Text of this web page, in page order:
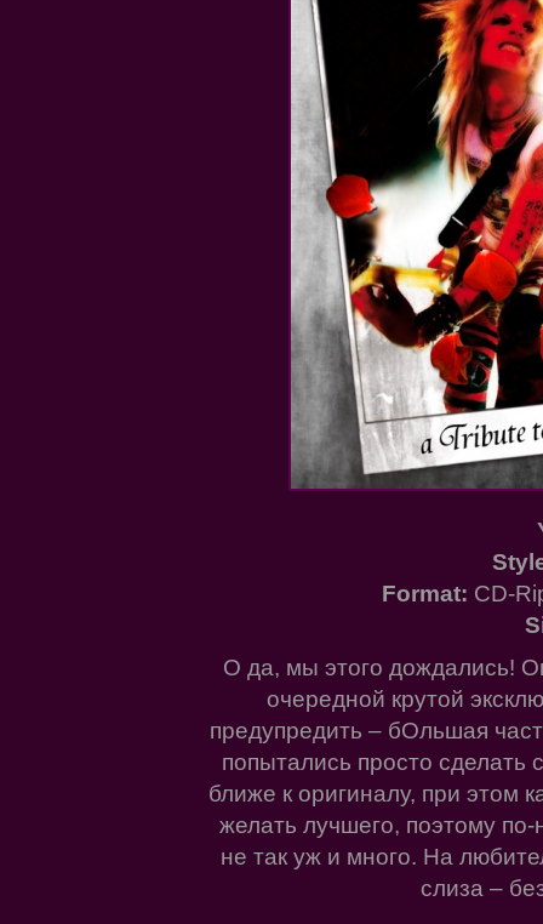
Format: CD-
О да, мы этого дождались!
очередной крутой
предупредить – бОльшая
попытались просто сделать
ближе к оригиналу, при этом
желать лучшего, поэтому
не так уж и много. На
слиза –